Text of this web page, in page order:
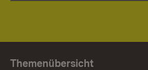
Themenübersicht